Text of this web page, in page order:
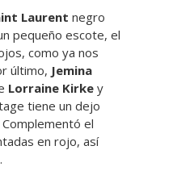
Laurent negro
pequeño escote, el
como ya nos
último, Jemina
Lorraine Kirke y
tiene un dejo
el
en rojo, así